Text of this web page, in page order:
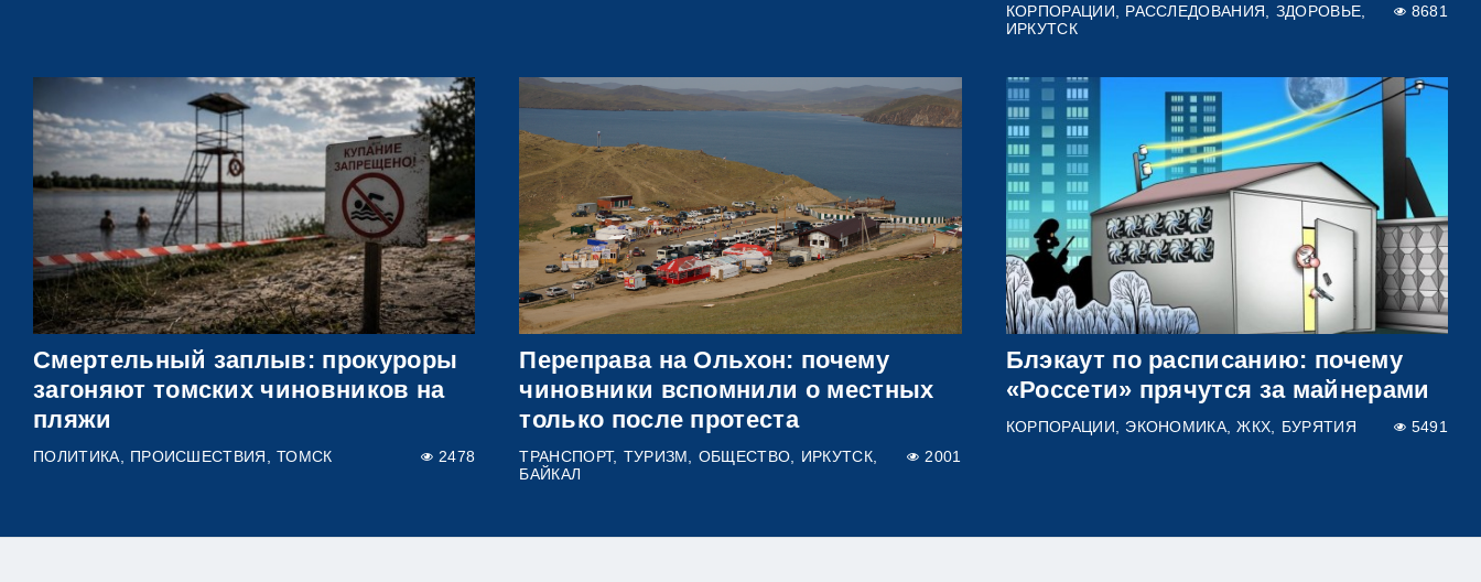
КОРПОРАЦИИ РАССЛЕДОВАНИЯ
ЗДОРОВЬЕ
ИРКУТСК
8681
Смертельный заплыв: прокуроры
загоняют томских чиновников на
пляжи
ПОЛИТИКА ПРОИСШЕСТВИЯ ТОМСК 2478
Переправа на Ольхон: почему
чиновники вспомнили о местных
только после протеста
ТРАНСПОРТ ТУРИЗМ ОБЩЕСТВО
ИРКУТСК
БАЙКАЛ
2001
Блэкаут по расписанию: почему
«Россети» прячутся за майнерами
КОРПОРАЦИИ ЭКОНОМИКА ЖКХ БУРЯТИЯ 5491